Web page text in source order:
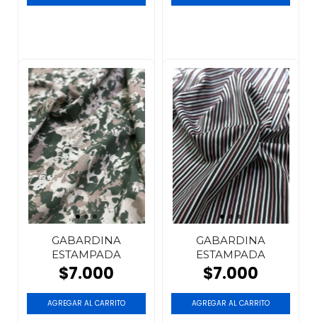
GABARDINA
ESTAMPADA
$7.000
GABARDINA
ESTAMPADA
$7.000